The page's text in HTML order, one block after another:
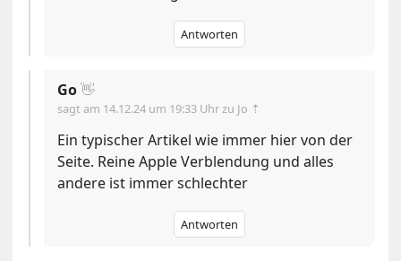
Antworten
Go👋
sagt am 14.12.24 um 19:33 Uhrzu Jo ⇡
Ein typischer Artikel wie immer hier von der
Seite. Reine Apple Verblendung und alles
andere ist immer schlechter
Antworten